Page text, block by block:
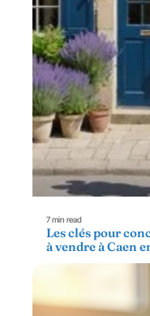
7 min read
Les clés pour
à vendre à Caen